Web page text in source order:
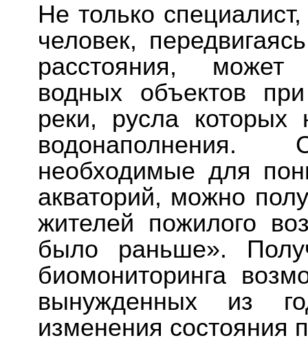
Не только
человек,
расстояния, может
водных объектов
реки, русла которых
водонаполнения.
необходимые для
акваторий, можно
жителей пожилого
было раньше».
биомониторинга
вынужденных из
изменения состояния